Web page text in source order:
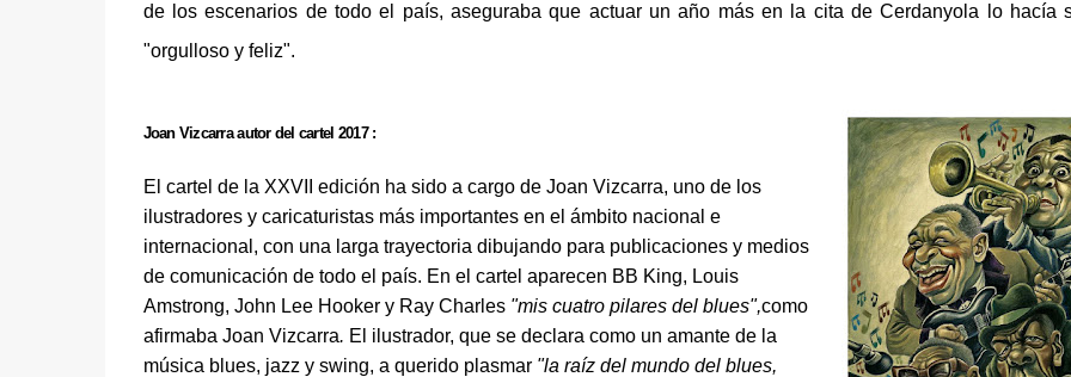
de los escenarios de todo el país, aseguraba que actuar un año más en la cita de Cerdanyola lo hacía
"orgulloso y feliz".
Joan Vizcarra autor del cartel 2017 :
El cartel de la XXVII edición ha sido a cargo de Joan Vizcarra, uno de los
ilustradores y caricaturistas más importantes en el ámbito nacional e
internacional, con una larga trayectoria dibujando para publicaciones y medios
de comunicación de todo el país. En el cartel aparecen BB King, Louis
Amstrong, John Lee Hooker y Ray Charles"mis cuatro pilares del blues",como
afirmaba Joan Vizcarra. El ilustrador, que se declara como un amante de la
música blues, jazz y swing, a querido plasmar "la raíz del mundo del blues,